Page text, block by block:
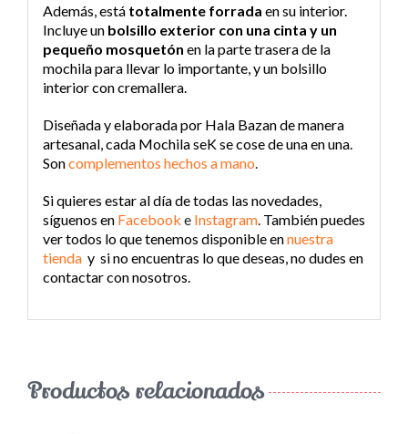
Además, está totalmente forrada en su interior.
Incluye un bolsillo exterior con una cinta y un
pequeño mosquetón en la parte trasera de la
mochila para llevar lo importante, y un bolsillo
interior con cremallera.
Diseñada y elaborada por Hala Bazan de manera
artesanal, cada Mochila seK se cose de una en una.
Soncomplementos hechos a mano.
Si quieres estar al día de todas las novedades,
síguenos en Facebook e Instagram. También puedes
ver todos lo que tenemos disponible ennuestra
tienda y si no encuentras lo que deseas, no dudes en
contactar con nosotros.
Productos relacionados